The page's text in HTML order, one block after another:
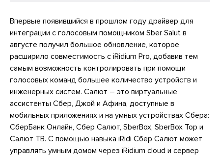
Впервые появившийся в прошлом году драйвер для
интеграции с голосовым помощником Sber Salut в
августе получил большое обновление, которое
расширило совместимость с iRidium Pro, добавив тем
самым возможность контролировать при помощи
голосовых команд большее количество устройств и
инженерных систем. Салют – это виртуальные
ассистенты Сбер, Джой и Афина, доступные в
мобильных приложениях и на умных устройствах Сбера:
СберБанк Онлайн, Сбер Салют, SberBox, SberBox Top и
Салют ТВ. С помощью навыка iRidi Сбер Салют может
управлять умным домом через iRidium cloud и сервер